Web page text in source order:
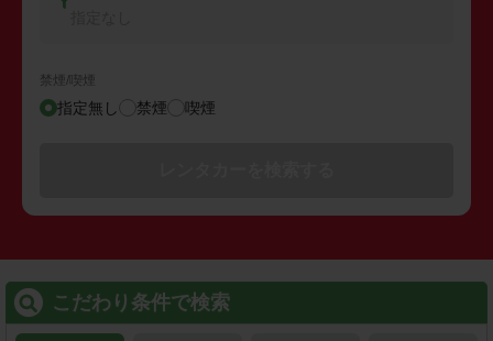
禁煙/喫煙
指定無し 禁煙 喫煙
こだわり条件で検索